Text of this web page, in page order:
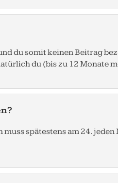
du somit keinen Beitrag
du (bis zu 12 Monate
spätestens am 24.